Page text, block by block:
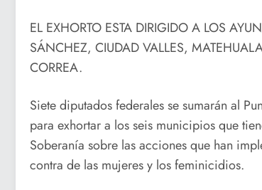
EL EXHORTO ESTA DIRIGIDO A LOS
SÁNCHEZ, CIUDAD VALLES,
CORREA.
Siete diputados federales se sumarán al
para exhortar a los seis municipios que
Soberanía sobre las acciones que han
contra de las mujeres y los feminicidios.